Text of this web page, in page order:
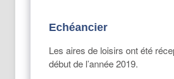
Echéancier
Les aires de loisirs ont été
début de l’année 2019.